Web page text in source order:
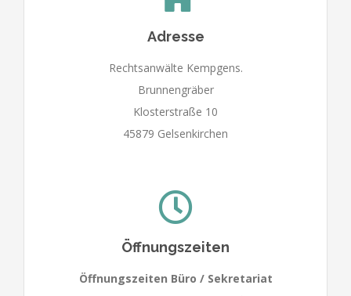
Adresse
Rechtsanwälte Kempgens.
Brunnengräber
Klosterstraße 10
45879 Gelsenkirchen
Öffnungszeiten
Öffnungszeiten Büro / Sekretariat